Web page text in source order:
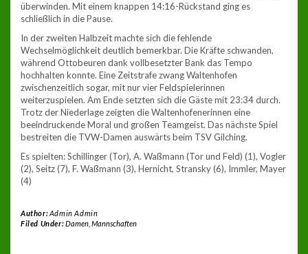
überwinden. Mit einem knappen 14:16-Rückstand ging es
schließlich in die Pause.
In der zweiten Halbzeit machte sich die fehlende
Wechselmöglichkeit deutlich bemerkbar. Die Kräfte schwanden,
während Ottobeuren dank vollbesetzter Bank das Tempo
hochhalten konnte. Eine Zeitstrafe zwang Waltenhofen
zwischenzeitlich sogar, mit nur vier Feldspielerinnen
weiterzuspielen. Am Ende setzten sich die Gäste mit 23:34 durch.
Trotz der Niederlage zeigten die Waltenhofenerinnen eine
beeindruckende Moral und großen Teamgeist. Das nächste Spiel
bestreiten die TVW-Damen auswärts beim TSV Gilching.
Es spielten: Schillinger (Tor), A. Waßmann (Tor und Feld) (1), Vogler
(2), Seitz (7), F. Waßmann (3), Hernicht, Stransky (6), Immler, Mayer
(4)
Author:Admin Admin
Filed Under:Damen, Mannschaften